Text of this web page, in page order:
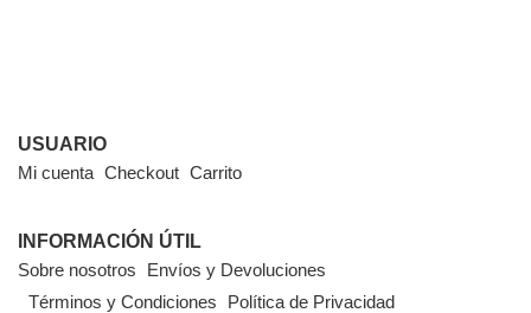
USUARIO
Mi cuenta Checkout Carrito
INFORMACIÓN ÚTIL
Sobre nosotros
Envíos y Devoluciones
Términos y Condiciones
Política de Privacidad